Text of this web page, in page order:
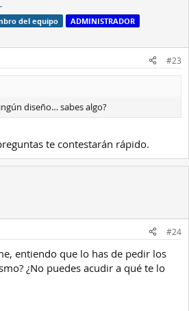
del equipo ADMINISTRADOR
#23
diseño… sabes algo?
te contestarán rápido.
#24
entiendo que lo has de pedir los
¿No puedes acudir a qué te lo